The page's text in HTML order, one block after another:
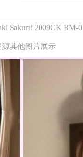
Sakurai 2009OK RM-
源其他图片展示